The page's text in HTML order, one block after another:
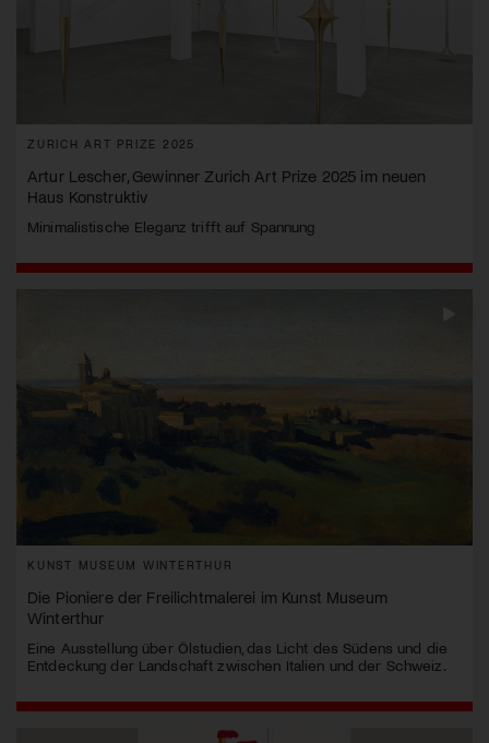
ZURICH ART PRIZE 2025
Artur Lescher, Gewinner Zurich Art Prize 2025 im neuen
Haus Konstruktiv
Minimalistische Eleganz trifft auf Spannung
KUNST MUSEUM WINTERTHUR
Die Pioniere der Freilichtmalerei im Kunst Museum
Winterthur
Eine Ausstellung über Ölstudien, das Licht des Südens und die
Entdeckung der Landschaft zwischen Italien und der Schweiz.